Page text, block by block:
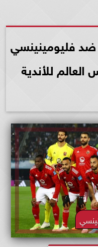
ضد فليومينينسي
العالم للأندية